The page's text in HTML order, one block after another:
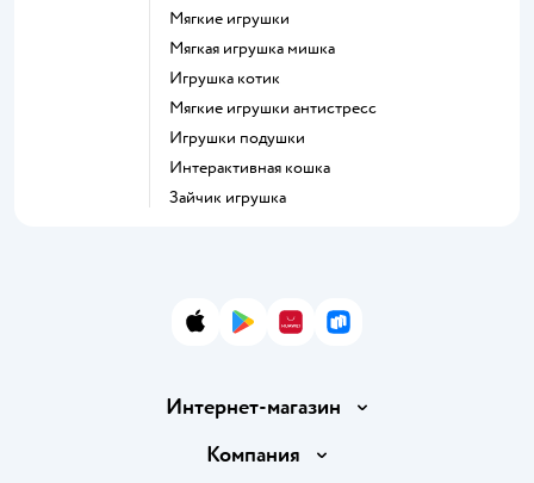
Мягкие игрушки
Мягкая игрушка мишка
Игрушка котик
Мягкие игрушки антистресс
Игрушки подушки
Интерактивная кошка
Зайчик игрушка
App StoreGoogle Play
AppGallery
RuStore
Интернет-магазин
Доставка и оплата
Компания